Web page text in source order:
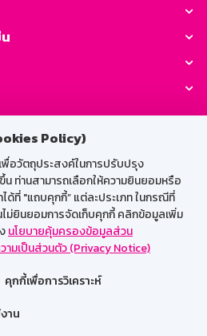
Policy)
พื่อวัตถุประสงค์ในการปรับปรุง
ท่านสามารถเลือกให้ความยินยอมหรือ
ด้ที่ "แถบคุกกี้” แต่ละประเภท ในกรณีที่
ไม่ยินยอมการจัดเก็บคุกกี้ คลิกข้อมูลเพิ่ม
นโยบายคุ้มครองข้อมูลส่วน
ามเป็นส่วนตัว (Privacy Notice)
คุกกี้เพื่อการวิเคราะห์
าน
Society:
รับพนักงาน
Wisdom
M-Search
ระบบเน็ตเมล